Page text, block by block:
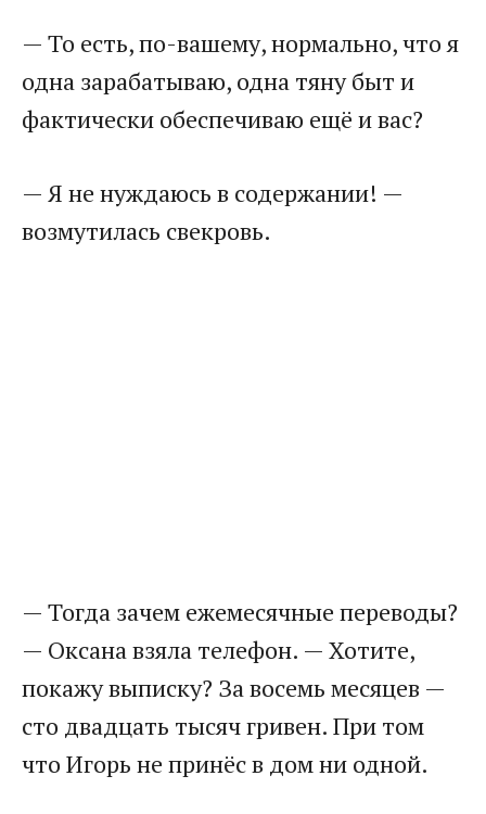
— То есть, по-вашему, нормально, что я
одна зарабатываю, одна тяну быт и
фактически обеспечиваю ещё и вас?
— Я не нуждаюсь в содержании! —
возмутилась свекровь.
— Тогда зачем ежемесячные переводы?
— Оксана взяла телефон. — Хотите,
покажу выписку? За восемь месяцев —
сто двадцать тысяч гривен. При том
что Игорь не принёс в дом ни одной.